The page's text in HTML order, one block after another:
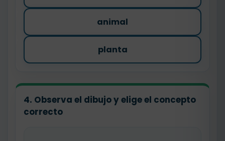
animal
planta
4. Observa el dibujo y elige el concepto
correcto